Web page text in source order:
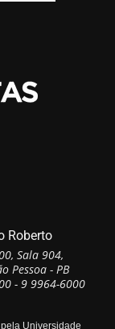
Roberto
Sala 904,
Pessoa - PB
- 9 9964-6000
Universidade